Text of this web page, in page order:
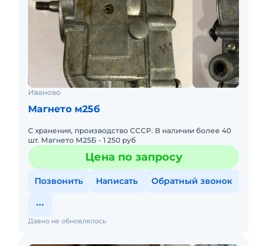
Иваново
Магнето м25б
С хранения, производство СССР. В наличии более 40
шт. Магнето М25Б - 1 250 руб
Цена по запросу
Позвонить Написать Обратный звонок
Давно не обновлялось